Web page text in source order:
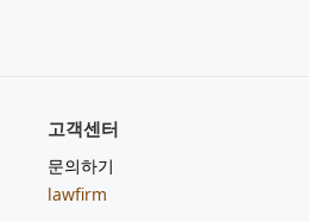
고객센터
문의하기
lawfirm